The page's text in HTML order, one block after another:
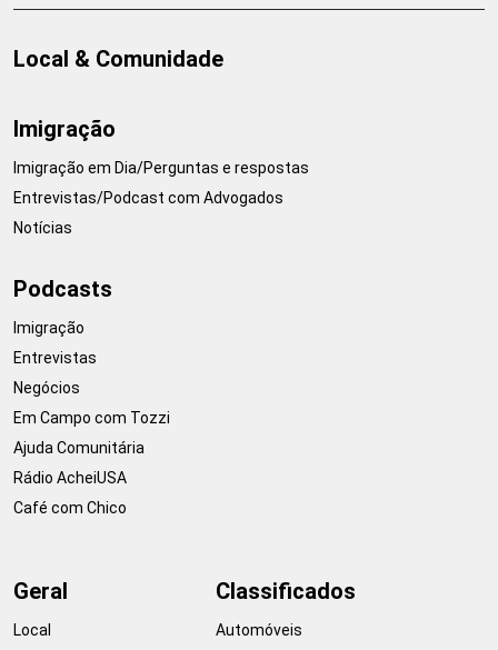
Local & Comunidade
Imigração
Imigração em Dia/Perguntas e respostas
Entrevistas/Podcast com Advogados
Notícias
Podcasts
Imigração
Entrevistas
Negócios
Em Campo com Tozzi
Ajuda Comunitária
Rádio AcheiUSA
Café com Chico
Geral
Local
Classificados
Automóveis